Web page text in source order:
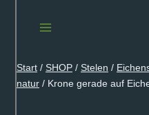
Inhalt
Start / SHOP / Stelen /
natur / Krone gerade auf